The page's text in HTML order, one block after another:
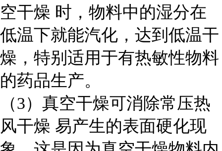
空干燥 时，物料中的湿分在
低温下就能汽化，达到低温干
燥，特别适用于有热敏性物料
的药品生产。
（3）真空干燥可消除常压热
风干燥 易产生的表面硬化现